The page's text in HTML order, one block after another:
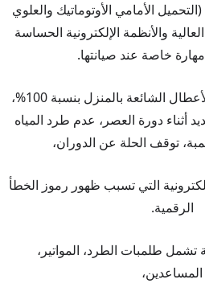
الأمامي الأوتوماتيك والعلوي
والأنظمة الإلكترونية الحساسة
خاصة عند صيانتها.
يعالج فريقنا الفني كافة الأعطال الشائعة بالمنزل بنسبة 100%،
أثناء دورة العصر، عدم طرد المياه
توقف الحلة عن الدوران،
التي تسبب ظهور رموز الخطأ
الرقمية.
تشمل طلمبات الطرد، المواتير،
المساعدين،